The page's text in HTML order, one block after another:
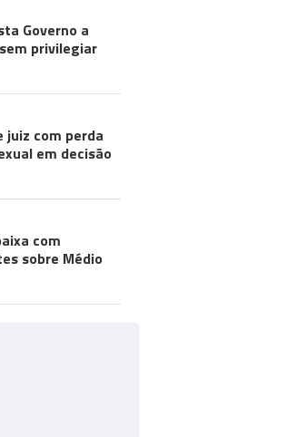
Governo a
privilegiar
juiz com perda
em decisão
com
sobre Médio